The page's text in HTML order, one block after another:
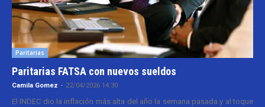
Paritarias
Paritarias FATSA con nuevos sueldos
Camila Gomez - 22/04/2026 14:30
El INDEC dio la inflación más alta del año la semana pasada y al toque